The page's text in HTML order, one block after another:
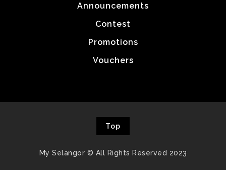
Announcements
Contest
Promotions
Vouchers
My Selangor © All Rights Reserved 2023
Top